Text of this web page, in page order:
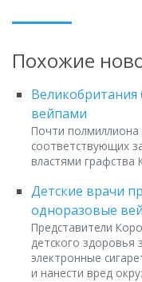
Похожие
Великобритания
вейпами
Почти полмиллиона
соответствующих
властями графства
Детские врачи
одноразовые
Представители
детского здоровья
электронные
и нанести вред